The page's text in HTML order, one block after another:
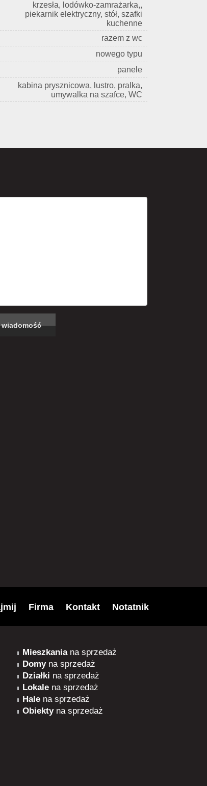
krzesła, lodówko-zamrażarka,,
piekarnik elektryczny, stół, szafki
kuchenne
razem z wc
nowego typu
panele
kabina prysznicowa, lustro, pralka,
umywalka na szafce, WC
Firma Kontakt Notatnik
Mieszkaniana sprzedaż
Domyna sprzedaż
Działki na sprzedaż
Lokale na sprzedaż
Hale na sprzedaż
Obiektyna sprzedaż